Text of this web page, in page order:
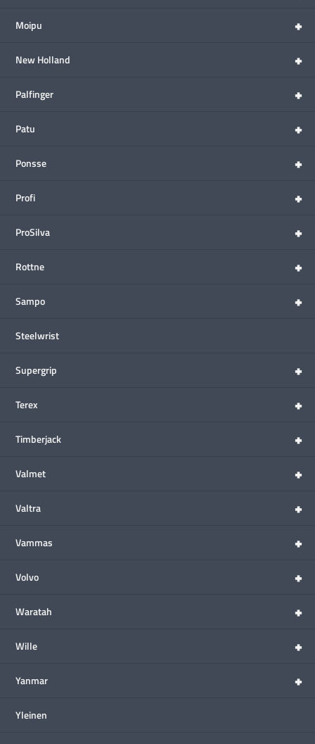
+
Moipu
+
New Holland
+
Palfinger
+
Patu
+
Ponsse
+
Profi
+
ProSilva
+
Rottne
+
Sampo
Steelwrist
+
Supergrip
+
Terex
+
Timberjack
+
Valmet
+
Valtra
+
Vammas
+
Volvo
+
Waratah
+
Wille
+
Yanmar
Yleinen